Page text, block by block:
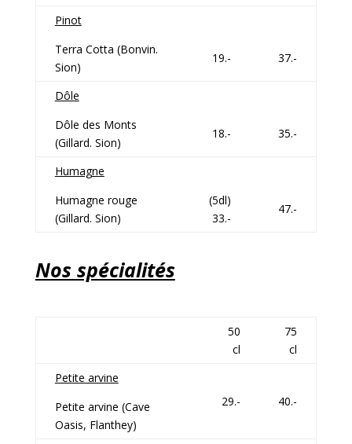
Pinot
Terra Cotta (Bonvin.
Sion)
19.- 37.-
Dôle
Dôle des Monts
(Gillard. Sion)
18.- 35.-
Humagne
Humagne rouge
(Gillard. Sion)
(5dl)
33.-
47.-
Nos spécialités
50
cl
75
cl
Petite arvine
Petite arvine (Cave
Oasis, Flanthey)
29.- 40.-